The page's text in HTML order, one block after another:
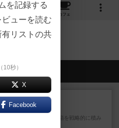
2
カフェ
ラのトップに戻る
新しい投稿
ットフレッシュ
なたの店先に農産物の木箱を戦略的に積み
庫を最大化し、競合...
を記録する
ューを読む
リストの共
秒）
X
Facebook